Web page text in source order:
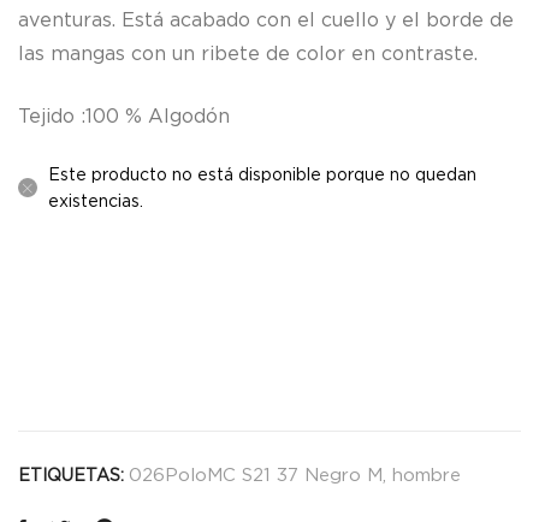
aventuras. Está acabado con el cuello y el borde de
las mangas con un ribete de color en contraste.
Tejido :100 % Algodón
Este producto no está disponible porque no quedan
existencias.
ETIQUETAS: 026PoloMC S21 37 Negro M hombre